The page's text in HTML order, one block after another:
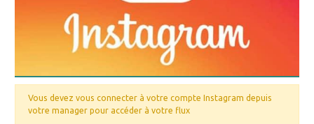
Vous devez vous connecter à votre compte Instagram depuis
votre manager pour accéder à votre flux